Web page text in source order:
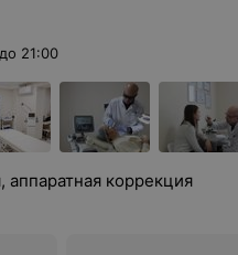
до 21:00
аппаратная коррекция